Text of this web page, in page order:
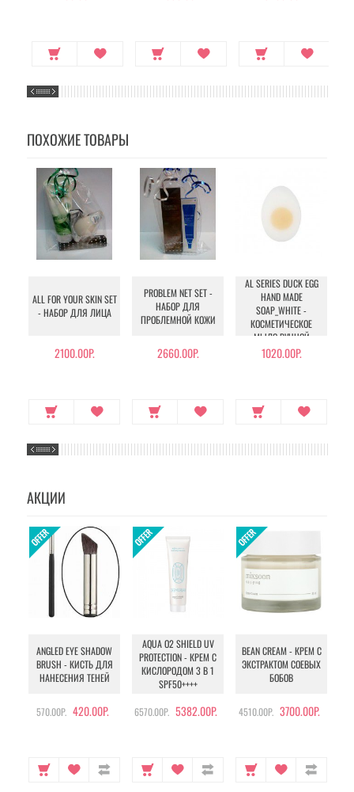
ПОХОЖИЕ ТОВАРЫ
ALL FOR YOUR SKIN SET
- НАБОР ДЛЯ ЛИЦА
2100.00Р.
PROBLEM NET SET -
НАБОР ДЛЯ
ПРОБЛЕМНОЙ КОЖИ
2660.00Р.
AL SERIES DUCK EGG
HAND MADE
SOAP_WHITE -
КОСМЕТИЧЕСКОЕ
МЫЛО РУЧНОЙ
РАБОТЫ
1020.00Р.
АКЦИИ
ANGLED EYE SHADOW
BRUSH - КИСТЬ ДЛЯ
НАНЕСЕНИЯ ТЕНЕЙ
570.00Р. 420.00Р.
AQUA O2 SHIELD UV
PROTECTION - КРЕМ С
КИСЛОРОДОМ 3 В 1
SPF50++++
6570.00Р. 5382.00Р.
BEAN CREAM - КРЕМ С
ЭКСТРАКТОМ СОЕВЫХ
БОБОВ
4510.00Р. 3700.00Р.